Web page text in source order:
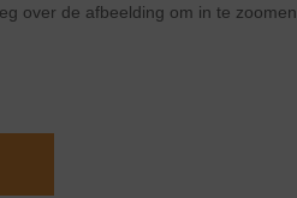
over de afbeelding om in te zoomen